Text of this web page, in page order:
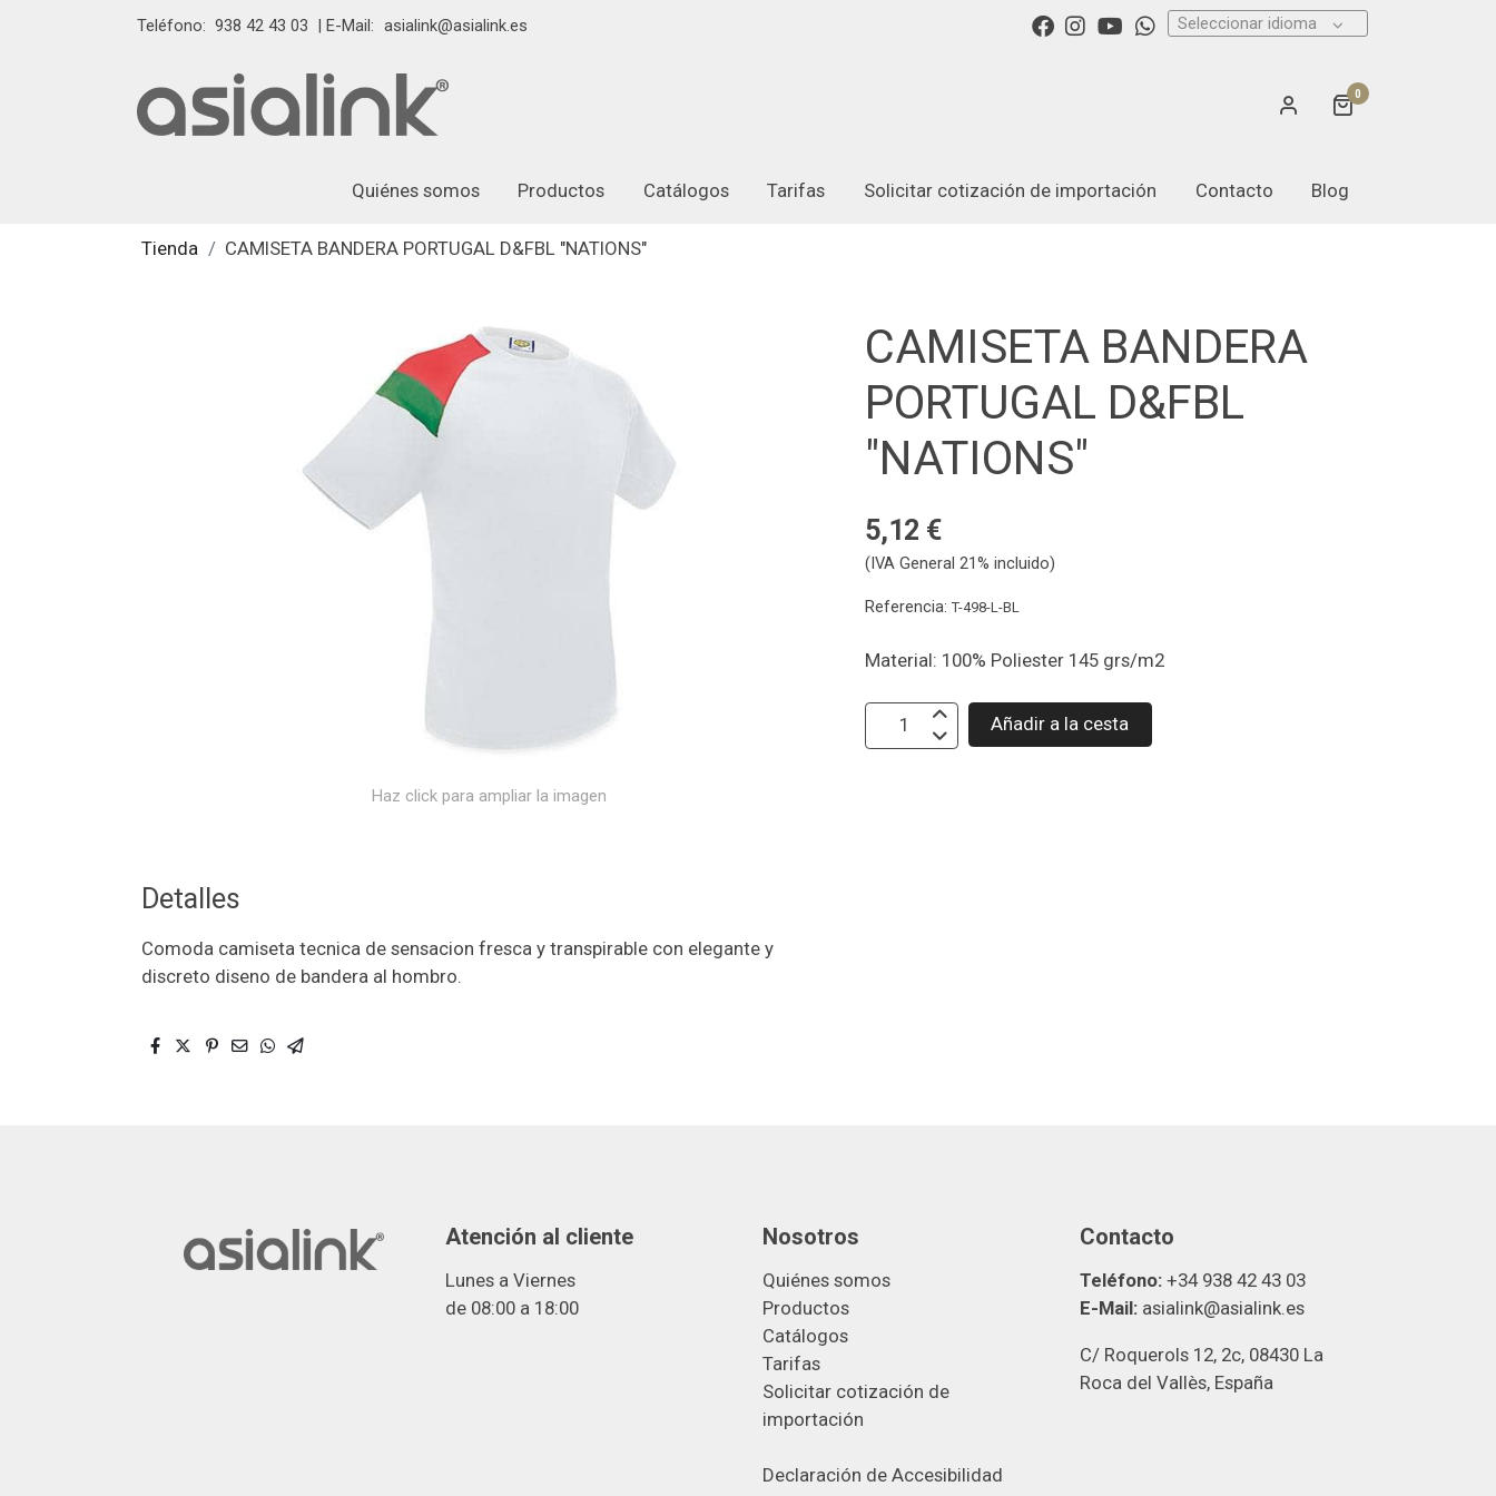
Teléfono: 938 42 43 03 | E-Mail: asialink@asialink.es Seleccionar idioma
0
Quiénes somos Productos Catálogos Tarifas Solicitar cotización de importación Contacto Blog
Tienda CAMISETA BANDERA PORTUGAL D&FBL "NATIONS"
Haz click para ampliar la imagen
Detalles
Comoda camiseta tecnica de sensacion fresca y transpirable con elegante y
discreto diseno de bandera al hombro.
CAMISETA BANDERA
PORTUGAL D&FBL
"NATIONS"
5,12 €
(IVA General 21% incluido)
Referencia:T-498-L-BL
Material: 100% Poliester 145 grs/m2
Añadir a la cesta
Atención al cliente
Lunes a Viernes
de 08:00 a 18:00
Nosotros
Quiénes somos
Productos
Catálogos
Tarifas
Solicitar cotización de
importación
Declaración de Accesibilidad
Contacto
Teléfono: +34 938 42 43 03
E-Mail: asialink@asialink.es
C/ Roquerols 12, 2c, 08430 La
Roca del Vallès, España